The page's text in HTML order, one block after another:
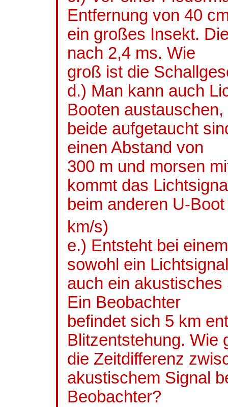
Entfernung von 40
ein großes Insekt.
nach 2,4 ms. Wie
groß ist die
d.) Man kann auch
Booten austauschen,
beide aufgetaucht
einen Abstand von
300 m und morsen
kommt das
beim anderen U-
km/s)
e.) Entsteht bei
sowohl ein
auch ein
Ein Beobachter
befindet sich 5 km
Blitzentstehung. Wie
die Zeitdifferenz
akustischem Signal
Beobachter?